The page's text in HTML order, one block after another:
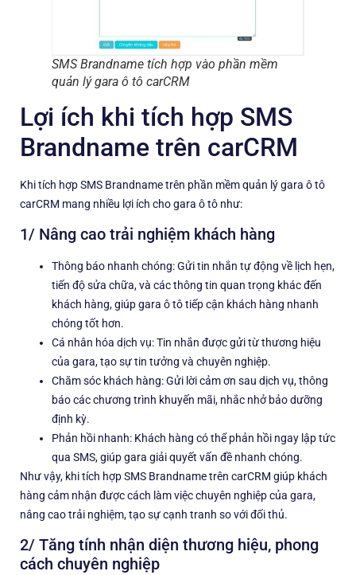
SMS Brandname tích hợp vào phần mềm
quản lý gara ô tô carCRM
Lợi ích khi tích hợp SMS
Brandname trên carCRM
Khi tích hợp SMS Brandname trên phần mềm quản lý gara ô tô
carCRM mang nhiều lợi ích cho gara ô tô như:
1/ Nâng cao trải nghiệm khách hàng
Thông báo nhanh chóng: Gửi tin nhắn tự động về lịch hẹn,
tiến độ sửa chữa, và các thông tin quan trọng khác đến
khách hàng, giúp gara ô tô tiếp cận khách hàng nhanh
chóng tốt hơn.
Cá nhân hóa dịch vụ: Tin nhắn được gửi từ thương hiệu
của gara, tạo sự tin tưởng và chuyên nghiệp.
Chăm sóc khách hàng: Gửi lời cảm ơn sau dịch vụ, thông
báo các chương trình khuyến mãi, nhắc nhở bảo dưỡng
định kỳ.
Phản hồi nhanh: Khách hàng có thể phản hồi ngay lập tức
qua SMS, giúp gara giải quyết vấn đề nhanh chóng.
Như vậy, khi tích hợp SMS Brandname trên carCRM giúp khách
hàng cảm nhận được cách làm việc chuyên nghiệp của gara,
nâng cao trải nghiệm, tạo sự cạnh tranh so với đối thủ.
2/ Tăng tính nhận diện thương hiệu, phong
cách chuyên nghiệp